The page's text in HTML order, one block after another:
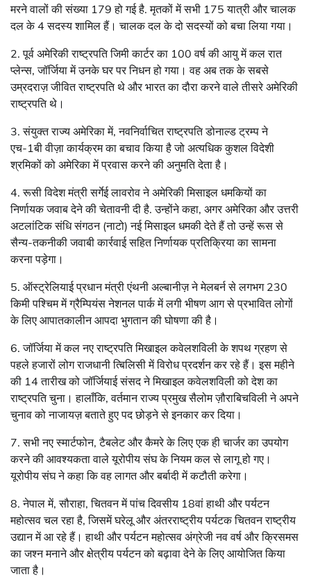
मरने वालों की संख्या 179 हो गई है. मृतकों में सभी 175 यात्री और चालक
दल के 4 सदस्य शामिल हैं। चालक दल के दो सदस्यों को बचा लिया गया।
2. पूर्व अमेरिकी राष्ट्रपति जिमी कार्टर का 100 वर्ष की आयु में कल रात
प्लेन्स, जॉर्जिया में उनके घर पर निधन हो गया। वह अब तक के सबसे
उम्रदराज़ जीवित राष्ट्रपति थे और भारत का दौरा करने वाले तीसरे अमेरिकी
राष्ट्रपति थे।
3. संयुक्त राज्य अमेरिका में, नवनिर्वाचित राष्ट्रपति डोनाल्ड ट्रम्प ने
एच-1बी वीज़ा कार्यक्रम का बचाव किया है जो अत्यधिक कुशल विदेशी
श्रमिकों को अमेरिका में प्रवास करने की अनुमति देता है।
4. रूसी विदेश मंत्री सर्गेई लावरोव ने अमेरिकी मिसाइल धमकियों का
निर्णायक जवाब देने की चेतावनी दी है. उन्होंने कहा, अगर अमेरिका और उत्तरी
अटलांटिक संधि संगठन (नाटो) नई मिसाइल धमकी देते हैं तो उन्हें रूस से
सैन्य-तकनीकी जवाबी कार्रवाई सहित निर्णायक प्रतिक्रिया का सामना
करना पड़ेगा।
5. ऑस्ट्रेलियाई प्रधान मंत्री एंथनी अल्बानीज़ ने मेलबर्न से लगभग 230
किमी पश्चिम में ग्रैम्पियंस नेशनल पार्क में लगी भीषण आग से प्रभावित लोगों
के लिए आपातकालीन आपदा भुगतान की घोषणा की है।
6. जॉर्जिया में कल नए राष्ट्रपति मिखाइल कवेलशविली के शपथ ग्रहण से
पहले हजारों लोग राजधानी त्बिलिसी में विरोध प्रदर्शन कर रहे हैं। इस महीने
की 14 तारीख को जॉर्जियाई संसद ने मिखाइल कवेलशविली को देश का
राष्ट्रपति चुना। हालाँकि, वर्तमान राज्य प्रमुख सैलोम ज़ौराबिचविली ने अपने
चुनाव को नाजायज़ बताते हुए पद छोड़ने से इनकार कर दिया।
7. सभी नए स्मार्टफोन, टैबलेट और कैमरे के लिए एक ही चार्जर का उपयोग
करने की आवश्यकता वाले यूरोपीय संघ के नियम कल से लागू हो गए।
यूरोपीय संघ ने कहा कि वह लागत और बर्बादी में कटौती करेगा।
8. नेपाल में, सौराहा, चितवन में पांच दिवसीय 18वां हाथी और पर्यटन
महोत्सव चल रहा है, जिसमें घरेलू और अंतरराष्ट्रीय पर्यटक चितवन राष्ट्रीय
उद्यान में आ रहे हैं। हाथी और पर्यटन महोत्सव अंग्रेजी नव वर्ष और क्रिसमस
का जश्न मनाने और क्षेत्रीय पर्यटन को बढ़ावा देने के लिए आयोजित किया
जाता है।